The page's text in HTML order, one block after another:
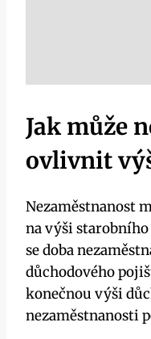
Jak může
ovlivnit
Nezaměstnanost
na výši starobního
se doba
důchodového
konečnou výši
nezaměstnanosti